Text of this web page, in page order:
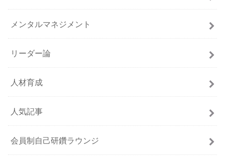
メンタルマネジメント
リーダー論
人材育成
人気記事
会員制自己研鑽ラウンジ